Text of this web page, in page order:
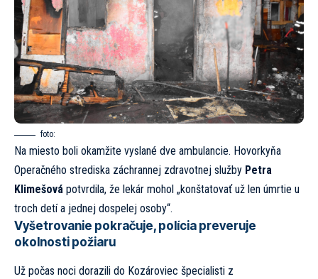
foto:
Na miesto boli okamžite vyslané dve ambulancie. Hovorkyňa
Operačného strediska záchrannej zdravotnej služby Petra
Klimešová potvrdila, že lekár mohol „konštatovať už len úmrtie u
troch detí a jednej dospelej osoby“.
Vyšetrovanie pokračuje, polícia preveruje
okolnosti požiaru
Už počas noci dorazili do Kozároviec špecialisti z